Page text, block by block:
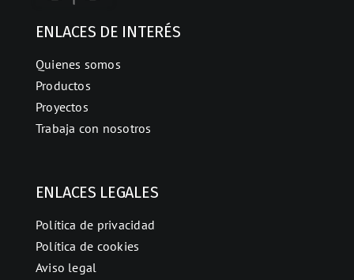
ENLACES DE INTERÉS
Quienes somos
Productos
Proyectos
Trabaja con nosotros
ENLACES LEGALES
Política de privacidad
Política de cookies
Aviso legal